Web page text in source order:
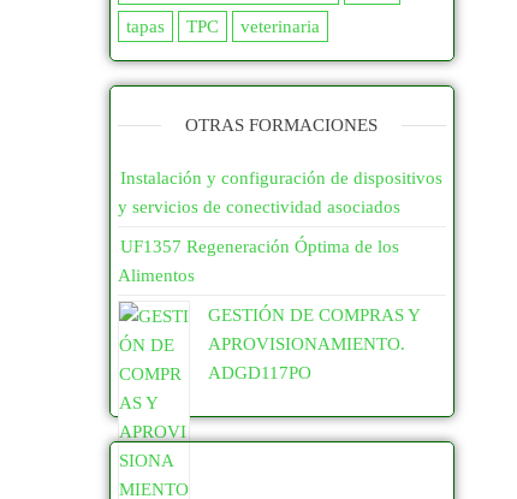
tapas
TPC veterinaria
OTRAS FORMACIONES
Instalación y configuración de dispositivos
y servicios de conectividad asociados
UF1357 Regeneración Óptima de los
Alimentos
GESTIÓN DE COMPRAS Y
APROVISIONAMIENTO.
ADGD117PO